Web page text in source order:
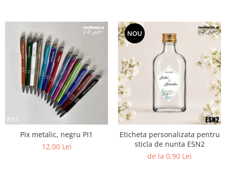
Pix metalic, negru PI1
12,00 Lei
NOU
Eticheta personalizata pentru
sticla de nunta ESN2
de la 0,90 Lei